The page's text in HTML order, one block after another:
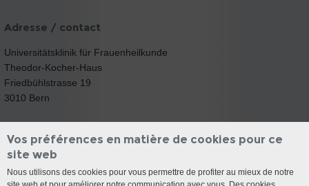
Adresse / contact
Universitätsklinik für Frauenheilkunde
Theodor-Kocher-Haus
Friedbühlstrasse 19
3010 Bern
Vos préférences en matière de cookies pour ce
site web
Nous utilisons des cookies pour vous permettre de profiter au mieux de notre